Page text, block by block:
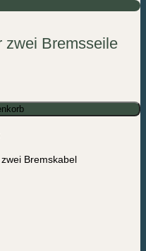
zwei Bremsseile
Menge
Bremskabel